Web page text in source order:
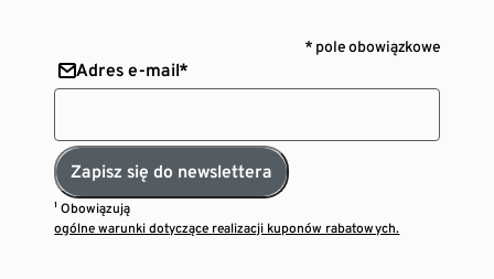
* pole obowiązkowe
Adres e-mail*
Zapisz się do newslettera
¹ Obowiązują
ogólne warunki dotyczące realizacji kuponów rabatowych.